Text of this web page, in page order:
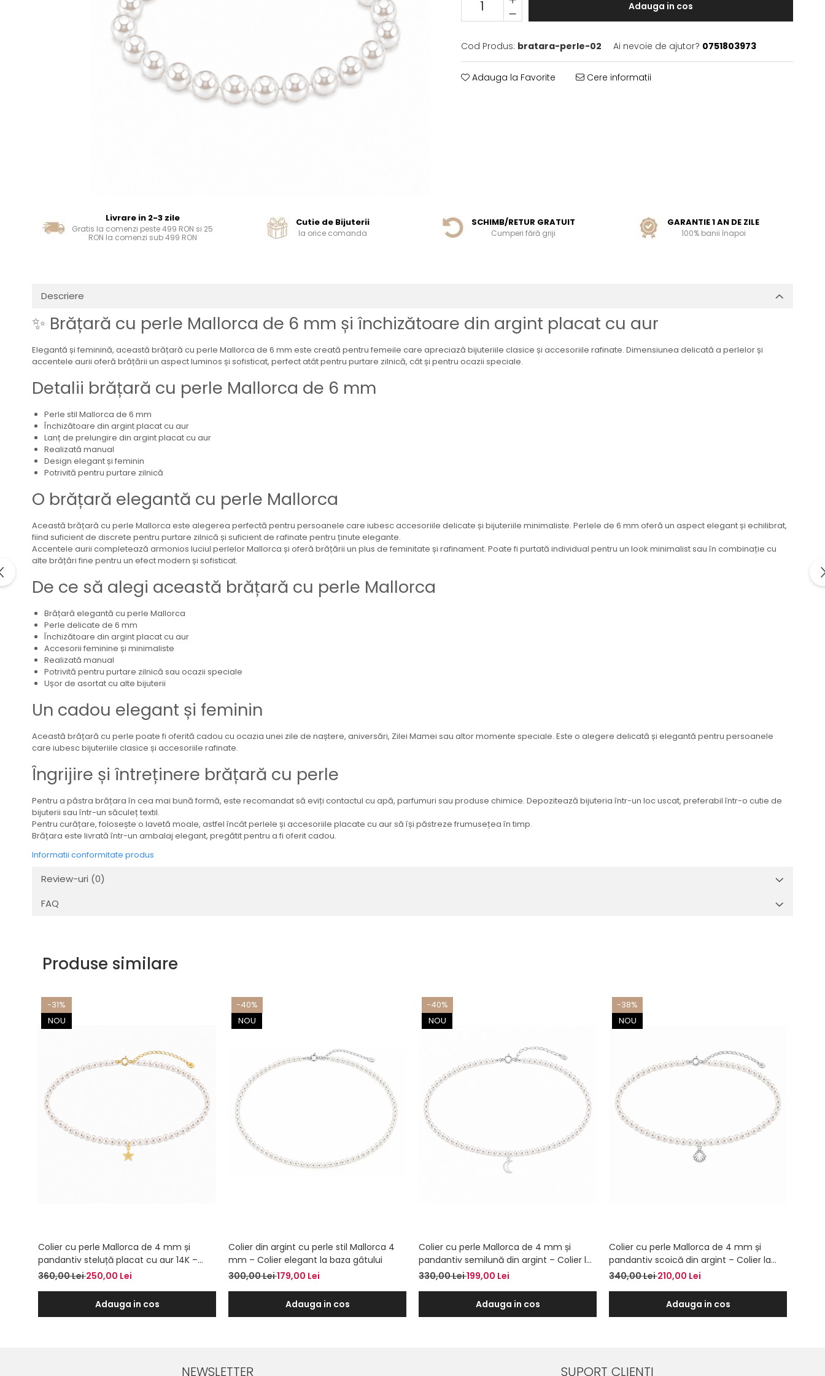
Adauga in cos
Cod Produs: bratara-perle-02 Ai nevoie de ajutor? 0751803973
Adauga la Favorite Cere informatii
Livrare in 2-3 zile
Gratis la comenzi peste 499 RON si 25
RON la comenzi sub 499 RON
Cutie de Bijuterii
la orice comanda
SCHIMB/RETUR GRATUIT
Cumperi fără griji
GARANTIE 1 AN DE ZILE
100% banii înapoi
Descriere
✨ Brățară cu perle Mallorca de 6 mm și închizătoare din argint placat cu aur
Elegantă și feminină, această brățară cu perle Mallorca de 6 mm este creată pentru femeile care apreciază bijuteriile clasice și accesoriile rafinate. Dimensiunea delicată a perlelor și
accentele aurii oferă brățării un aspect luminos și sofisticat, perfect atât pentru purtare zilnică, cât și pentru ocazii speciale.
Detalii brățară cu perle Mallorca de 6 mm
Perle stil Mallorca de 6 mm
Închizătoare din argint placat cu aur
Lanț de prelungire din argint placat cu aur
Realizată manual
Design elegant și feminin
Potrivită pentru purtare zilnică
O brățară elegantă cu perle Mallorca
Această brățară cu perle Mallorca este alegerea perfectă pentru persoanele care iubesc accesoriile delicate și bijuteriile minimaliste. Perlele de 6 mm oferă un aspect elegant și echilibrat,
fiind suficient de discrete pentru purtare zilnică și suficient de rafinate pentru ținute elegante.
Accentele aurii completează armonios luciul perlelor Mallorca și oferă brățării un plus de feminitate și rafinament. Poate fi purtată individual pentru un look minimalist sau în combinație cu
alte brățări fine pentru un efect modern și sofisticat.
De ce să alegi această brățară cu perle Mallorca
Brățară elegantă cu perle Mallorca
Perle delicate de 6 mm
Închizătoare din argint placat cu aur
Accesorii feminine și minimaliste
Realizată manual
Potrivită pentru purtare zilnică sau ocazii speciale
Ușor de asortat cu alte bijuterii
Un cadou elegant și feminin
Această brățară cu perle poate fi oferită cadou cu ocazia unei zile de naștere, aniversări, Zilei Mamei sau altor momente speciale. Este o alegere delicată și elegantă pentru persoanele
care iubesc bijuteriile clasice și accesoriile rafinate.
Îngrijire și întreținere brățară cu perle
Pentru a păstra brățara în cea mai bună formă, este recomandat să eviți contactul cu apă, parfumuri sau produse chimice. Depozitează bijuteria într-un loc uscat, preferabil într-o cutie de
bijuterii sau într-un săculeț textil.
Pentru curățare, folosește o lavetă moale, astfel încât perlele și accesoriile placate cu aur să își păstreze frumusețea în timp.
Brățara este livrată într-un ambalaj elegant, pregătit pentru a fi oferit cadou.
Informatii conformitate produs
Review-uri (0)
FAQ
Produse similare
-31%
NOU
Colier cu perle Mallorca de 4 mm și
pandantiv steluță placat cu aur 14K –
Colier la baza gâtului
360,00 Lei250,00 Lei
Adauga in cos
-40%
NOU
Colier din argint cu perle stil Mallorca 4
mm – Colier elegant la baza gâtului
300,00 Lei179,00 Lei
Adauga in cos
-40%
NOU
Colier cu perle Mallorca de 4 mm și
pandantiv semilună din argint – Colier la
baza gâtului
330,00 Lei199,00 Lei
Adauga in cos
-38%
NOU
Colier cu perle Mallorca de 4 mm și
pandantiv scoică din argint – Colier la
baza gâtului
340,00 Lei210,00 Lei
Adauga in cos
NEWSLETTER SUPORT CLIENTI